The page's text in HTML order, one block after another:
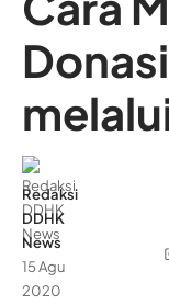
Redaksi
DDHK
News
15 Agu
2020